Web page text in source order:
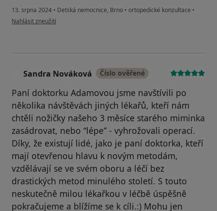
13. srpna 2024 • Detská nemocnice, Brno • ortopedické konzultace •
podle názoru uživatele Monika Balková
Nahlásit zneužití
Sandra Nováková Číslo ověřené
Paní doktorku Adamovou jsme navštívili po
několika návštěvách jiných lékařů, kteří nám
chtěli nožičky našeho 3 měsíce starého miminka
zasádrovat, nebo “lépe” - vyhrožovali operací.
Díky, že existují lidé, jako je paní doktorka, kteří
mají otevřenou hlavu k novým metodám,
vzdělávají se ve svém oboru a léčí bez
drastických metod minulého století. S touto
neskutečně milou lékařkou v léčbě úspěšně
pokračujeme a blížíme se k cíli.:) Mohu jen